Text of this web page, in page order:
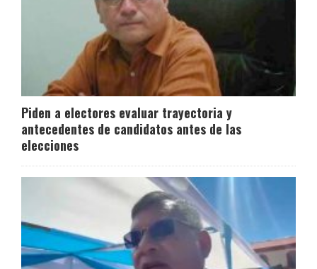
Piden a electores evaluar trayectoria y
antecedentes de candidatos antes de las
elecciones